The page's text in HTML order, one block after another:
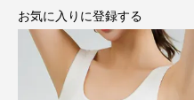
お気に入りに登録する